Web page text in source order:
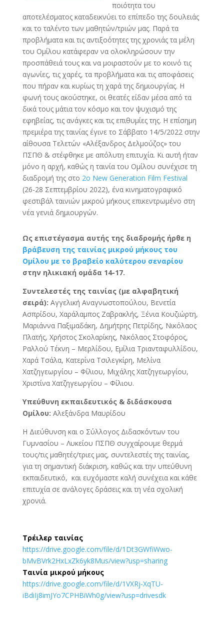
ποιότητα του
αποτελέσματος καταδεικνύει το επίπεδο της δουλειάς
και το ταλέντο των μαθητών/τριών μας. Παρά τα
προβλήματα και τις αντιξοότητες της χρονιάς τα μέλη
του Ομίλου κατάφεραν να ολοκληρώσουν την
προσπάθειά τους και να μοιραστούν με το κοινό τις
αγωνίες, τις χαρές, τα προβλήματα και τις αποφάσεις
που πήραν και κυρίως τη χαρά της δημιουργίας. Η
φωνή τους ακούστηκε, οι θεατές είδαν μέσα από τα
δικά τους μάτια τον κόσμο και τον ψυχισμό της
εφηβείας, τις ανάγκες και τις επιθυμίες της. Η επίσημη
πρεμιέρα της ταινίας έγινε το Σάββατο 14/5/2022 στην
αίθουσα Τελετών «Αλέξανδρος Δελμούζος» του
ΠΣΠΘ & στέφθηκε με απόλυτη επιτυχία. Κι αυτή ήταν
μόνο η αρχή, καθώς η ταινία του Ομίλου συνέχισε τη
διαδρομή της στο 2ο New Generation Film Festival
(26-28 Σεπτεμβρίου 2022), ένα κινηματογραφικό
φεστιβάλ ταινιών μικρού μήκους επικεντρωμένο στη
νέα γενιά δημιουργών.
Ως επιστέγασμα αυτής της διαδρομής ήρθε η
βράβευση της ταινίας μικρού μήκους του
Ομίλου με το βραβείο καλύτερου σεναρίου
στην ηλικιακή ομάδα 14-17.
Συντελεστές της ταινίας (με αλφαβητική
σειρά): Αγγελική Αναγνωστοπούλου, Βενετία
Ασπρίδου, Χαράλαμπος Ζαβρακλής, Ξένια Κουζιώρτη,
Μαριάννα Παξιμαδάκη, Δημήτρης Πετρίδης, Νικόλαος
Πλατής, Χρήστος Σκολαρίκης, Νικόλαος Στοφόρος,
Ραλλού Τέκνη – Μερλίδου, Εμίλια Τριανταφυλλίδου,
Χαρά Τσάλα, Κατερίνα Τσιλεγκίρη, Μελίνα
Χατζηγεωργίου – Φίλιου, Μιχάλης Χατζηγεωργίου,
Χριστίνα Χατζηγεωργίου – Φίλιου.
Υπεύθυνη εκπαιδευτικός & διδάσκουσα
Ομίλου: Αλεξάνδρα Μαυρίδου
Η Διεύθυνση και ο Σύλλογος Διδασκόντων του
Γυμνασίου – Λυκείου ΠΣΠΘ συγχαίρουμε θερμά
τους/τις μαθητές/τριες μας, συντελεστές της ταινίας,
για τη σημαντική διάκριση, καθώς και την υπεύθυνη
εκπαιδευτικό, και ευχόμαστε καλή συνέχεια και κάθε
επιτυχία σε ανάλογες δράσεις και τη νέα σχολική
χρονιά.
Τρέιλερ ταινίας
https://drive.google.com/file/d/1Dt3GWfiWwo-
bMvBVrk2HxLxZk6yk8Mus/view?usp=sharing
Ταινία μικρού μήκους
https://drive.google.com/file/d/1VXRj-XqTU-
iBdiIj8imJYo7CPHBiWh0g/view?usp=drivesdk